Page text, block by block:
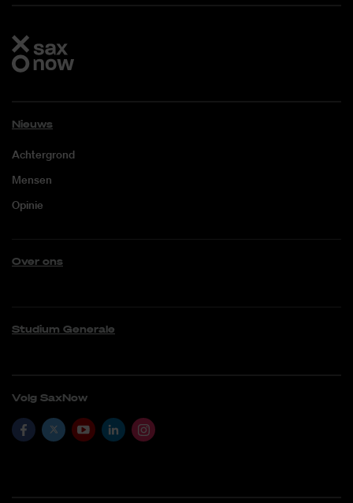
Nieuws
Achtergrond
Mensen
Opinie
Over ons
Studium Generale
Volg SaxNow